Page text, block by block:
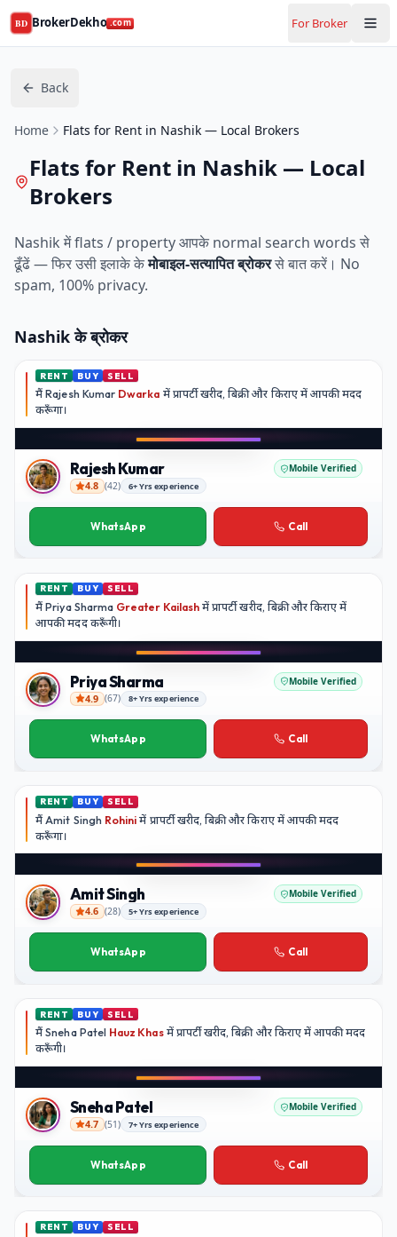
BD BrokerDekho .com For Broker
Back
Home Flats for Rent in Nashik — Local Brokers
Flats for Rent in Nashik — Local
Brokers
Nashik में flats / property आपके normal search words से
ढूँढें — फिर उसी इलाके केमोबाइल-सत्यापित ब्रोकरसे बात करें। No
spam, 100% privacy.
Nashikके ब्रोकर
RENT BUY SELL
मैंRajesh Kumar Dwarka में प्रापर्टी खरीद, बिक्री और किराए में आपकी मदद
करूँगा।
Rajesh Kumar
Rajesh Kumar Mobile Verified
4.8 (42) 6+ Yrs experience
WhatsApp Call
RENT BUY SELL
मैंPriya Sharma Greater Kailash में प्रापर्टी खरीद, बिक्री और किराए में
आपकी मदद करूँगी।
Priya Sharma
Priya Sharma Mobile Verified
4.9 (67) 8+ Yrs experience
WhatsApp Call
RENT BUY SELL
मैंAmit Singh Rohini में प्रापर्टी खरीद, बिक्री और किराए में आपकी मदद
करूँगा।
Amit Singh
Amit Singh Mobile Verified
4.6 (28) 5+ Yrs experience
WhatsApp Call
RENT BUY SELL
मैंSneha Patel Hauz Khasमें प्रापर्टी खरीद, बिक्री और किराए में आपकी मदद
करूँगी।
Sneha Patel
Sneha Patel Mobile Verified
4.7 (51) 7+ Yrs experience
WhatsApp Call
RENT BUY SELL